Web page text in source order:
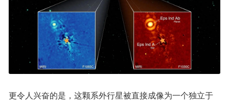
更令人兴奋的是，这颗系外行星被直接成像为一个独立于